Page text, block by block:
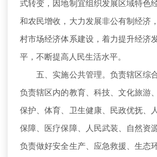
式转变，因地制宜组织发展区域特色
和农民增收，大力发展非公有制经济
村市场经济体系建设，着力提升经济
平，不断提高人民生活水平。
五、实施公共管理。负责辖区综合
负责辖区内的教育、科技、文化旅游
保护、体育、卫生健康、民政优抚、
保障、医疗保障、人民武装、自然资
负责做好安全生产、应急救援、生态